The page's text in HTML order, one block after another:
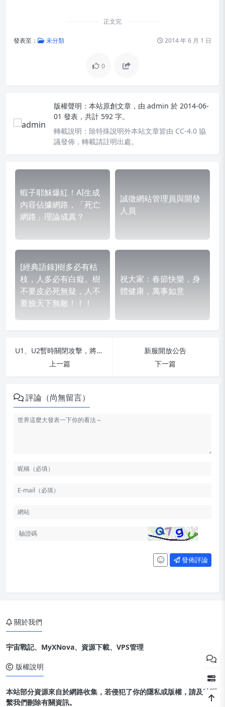
正文完
發表至： 未分類 2014 年 6 月 1 日
0
版權聲明： 本站原創文章，由 admin 於 2014-06-
01 發表，共計 592 字。
轉載說明： 除特殊說明外本站文章皆由 CC-4.0 協
議發佈，轉載請註明出處。
蝦子耶穌爆紅！AI生成
內容佔據網路，「死亡
網路」理論成真？
誠徵網站管理員與開發
人員
[經典語錄]樹多必有枯
枝，人多必有白癡。樹
不要皮必死無疑，人不
要臉天下無敵！！！
祝大家：春節快樂，身
體健康，萬事如意
U1、U2暫時關閉攻擊，將於伺服器問題解決後再度開放
上一篇
新服開放公告
下一篇
評論（尚無留言）
發佈評論
關於我們
宇宙戰記、MyXNova、資源下載、VPS管理
版權說明
本站部分資源來自於網路收集，若侵犯了你的隱私或版權，請及時聯
繫我們刪除有關資訊。